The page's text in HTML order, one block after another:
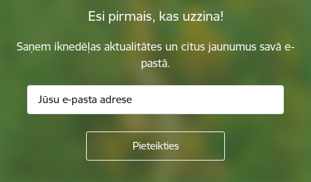
Esi pirmais, kas uzzina!
Saņem iknedēļas aktualitātes un citus jaunumus savā e-
pastā.